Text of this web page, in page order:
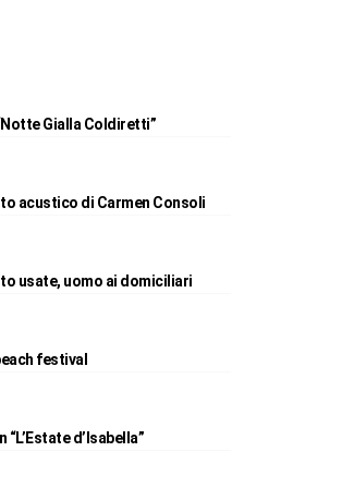
Gialla Coldiretti”
acustico di Carmen Consoli
usate, uomo ai domiciliari
festival
d’Isabella”